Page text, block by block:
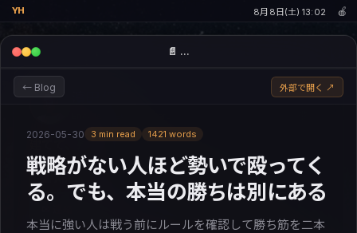
YH 8月8日(土) 13:02 🍎
📝 Blog 🚀 Projects 💬 Chat
📄 …
← Blog 外部で開く ↗
2026-05-30 3 min read 1421 words
戦略がない人ほど勢いで殴ってく
る。でも、本当の勝ちは別にある
本当に強い人は戦う前にルールを確認して勝ち筋を二本